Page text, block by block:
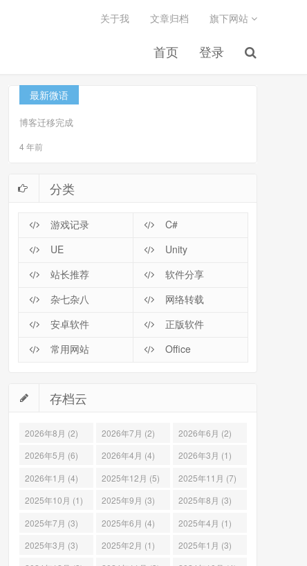
首页 登录
关于我 文章归档 旗下网站
最新微语
博客迁移完成
4 年前
分类
游戏记录
C#
UE
Unity
站长推荐
软件分享
杂七杂八
网络转载
安卓软件
正版软件
常用网站
Office
存档云
2026年8月 (2) 2026年7月 (2)
2026年6月 (2)
2026年5月 (6)
2026年4月 (4)
2026年3月 (1)
2026年1月 (4)
2025年12月 (5)
2025年11月 (7)
2025年10月 (1)
2025年9月 (3)
2025年8月 (3)
2025年7月 (3)
2025年6月 (4)
2025年4月 (1)
2025年3月 (3)
2025年2月 (1)
2025年1月 (3)